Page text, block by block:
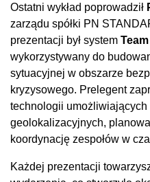
Ostatni wykład poprowadził
zarządu spółki PN
prezentacji był system
wykorzystywany do
sytuacyjnej w obszarze
kryzysowego. Prelegent
technologii umożliwiających
geolokalizacyjnych,
koordynację zespołów w
Każdej prezentacji